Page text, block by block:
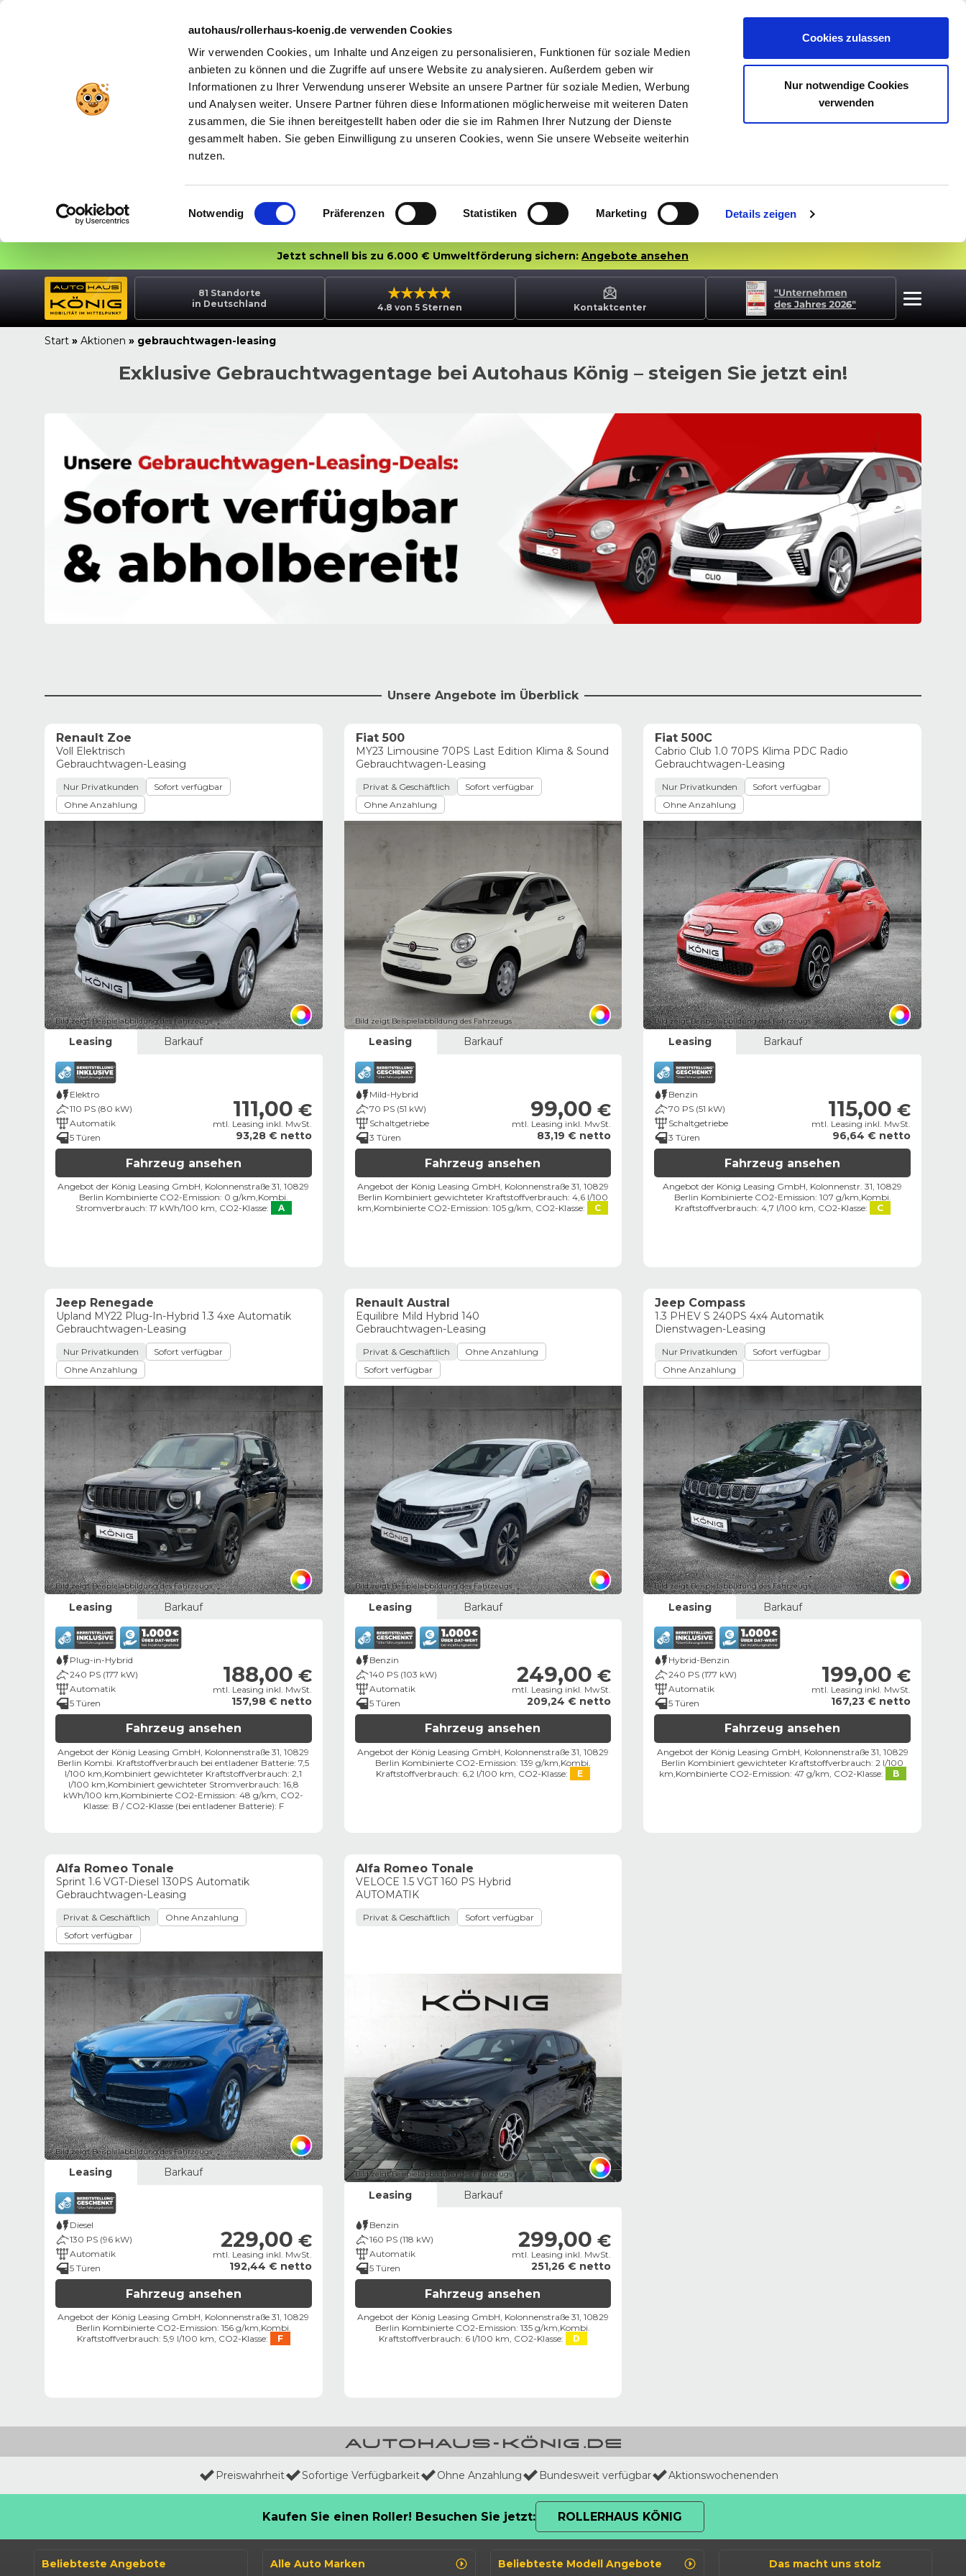
autohaus/rollerhaus-koenig.de verwenden Cookies
Wir verwenden Cookies, um Inhalte und Anzeigen zu personalisieren, Funktionen für soziale Medien
anbieten zu können und die Zugriffe auf unsere Website zu analysieren. Außerdem geben wir
Informationen zu Ihrer Verwendung unserer Website an unsere Partner für soziale Medien, Werbung
und Analysen weiter. Unsere Partner führen diese Informationen möglicherweise mit weiteren Daten
zusammen, die Sie ihnen bereitgestellt haben oder die sie im Rahmen Ihrer Nutzung der Dienste
gesammelt haben. Sie geben Einwilligung zu unseren Cookies, wenn Sie unsere Webseite weiterhin
nutzen.
Einwilligungsauswahl
Notwendig Präferenzen Statistiken Marketing Details zeigen
Cookies zulassen
Nur notwendige Cookies
verwenden
Jetzt schnell bis zu 6.000 € Umweltförderung sichern: Angebote ansehen
81 Standorte
in Deutschland
4.8 von 5 Sternen Kontaktcenter
Start » Aktionen » gebrauchtwagen-leasing
Exklusive Gebrauchtwagentage bei Autohaus König – steigen Sie jetzt ein!
Unsere Angebote im Überblick
Renault Zoe
Voll Elektrisch
Gebrauchtwagen-Leasing
Nur Privatkunden
Sofort verfügbar
Ohne Anzahlung
Bild zeigt Beispielabbildung des Fahrzeugs
Leasing Barkauf
Elektro
110 PS (80 kW)
Automatik
5 Türen
111,00 €
mtl. Leasing inkl. MwSt.
93,28 € netto
Fahrzeug ansehen
Angebot der König Leasing GmbH, Kolonnenstraße 31, 10829
Berlin ​ Kombinierte CO2-Emission: 0 g/km,Kombi.
Stromverbrauch: 17 kWh/100 km, CO2-Klasse: A
Fiat 500
MY23 Limousine 70PS Last Edition Klima & Sound
Gebrauchtwagen-Leasing
Privat & Geschäftlich
Sofort verfügbar
Ohne Anzahlung
Bild zeigt Beispielabbildung des Fahrzeugs
Leasing Barkauf
Mild-Hybrid
70 PS (51 kW)
Schaltgetriebe
3 Türen
99,00 €
mtl. Leasing inkl. MwSt.
83,19 € netto
Fahrzeug ansehen
Angebot der König Leasing GmbH, Kolonnenstraße 31, 10829
Berlin ​ Kombiniert gewichteter Kraftstoffverbrauch: 4,6 l/100
km,Kombinierte CO2-Emission: 105 g/km, CO2-Klasse: C
Fiat 500C
Cabrio Club 1.0 70PS Klima PDC Radio
Gebrauchtwagen-Leasing
Nur Privatkunden
Sofort verfügbar
Ohne Anzahlung
Bild zeigt Beispielabbildung des Fahrzeugs
Leasing Barkauf
Benzin
70 PS (51 kW)
Schaltgetriebe
3 Türen
115,00 €
mtl. Leasing inkl. MwSt.
96,64 € netto
Fahrzeug ansehen
Angebot der König Leasing GmbH, Kolonnenstr. 31, 10829
Berlin ​ Kombinierte CO2-Emission: 107 g/km,Kombi.
Kraftstoffverbrauch: 4,7 l/100 km, CO2-Klasse: C
Jeep Renegade
Upland MY22 Plug-In-Hybrid 1.3 4xe Automatik
Gebrauchtwagen-Leasing
Nur Privatkunden
Sofort verfügbar
Ohne Anzahlung
Bild zeigt Beispielabbildung des Fahrzeugs
Leasing Barkauf
Plug-in-Hybrid
240 PS (177 kW)
Automatik
5 Türen
188,00 €
mtl. Leasing inkl. MwSt.
157,98 € netto
Fahrzeug ansehen
Angebot der König Leasing GmbH, Kolonnenstraße 31, 10829
Berlin ​ Kombi. Kraftstoffverbrauch bei entladener Batterie: 7,5
l/100 km, Kombiniert gewichteter Kraftstoffverbrauch: 2,1
l/100 km, Kombiniert gewichteter Stromverbrauch: 16,8
kWh/100 km, Kombinierte CO2-Emission: 48 g/km, CO2-
Klasse: B / CO2-Klasse (bei entladener Batterie): F
Renault Austral
Equilibre Mild Hybrid 140
Gebrauchtwagen-Leasing
Privat & Geschäftlich
Ohne Anzahlung
Sofort verfügbar
Bild zeigt Beispielabbildung des Fahrzeugs
Leasing Barkauf
Benzin
140 PS (103 kW)
Automatik
5 Türen
249,00 €
mtl. Leasing inkl. MwSt.
209,24 € netto
Fahrzeug ansehen
Angebot der König Leasing GmbH, Kolonnenstraße 31, 10829
Berlin ​ Kombinierte CO2-Emission: 139 g/km, Kombi.
Kraftstoffverbrauch: 6,2 l/100 km, CO2-Klasse: E
Jeep Compass
1.3 PHEV S 240PS 4x4 Automatik
Dienstwagen-Leasing
Nur Privatkunden
Sofort verfügbar
Ohne Anzahlung
Bild zeigt Beispielabbildung des Fahrzeugs
Leasing Barkauf
Hybrid-Benzin
240 PS (177 kW)
Automatik
5 Türen
199,00 €
mtl. Leasing inkl. MwSt.
167,23 € netto
Fahrzeug ansehen
Angebot der König Leasing GmbH, Kolonnenstraße 31, 10829
Berlin ​ Kombiniert gewichteter Kraftstoffverbrauch: 2 l/100
km, Kombinierte CO2-Emission: 47 g/km, CO2-Klasse: B
Alfa Romeo Tonale
Sprint 1.6 VGT-Diesel 130PS Automatik
Gebrauchtwagen-Leasing
Privat & Geschäftlich
Ohne Anzahlung
Sofort verfügbar
Bild zeigt Beispielabbildung des Fahrzeugs
Leasing Barkauf
Diesel
130 PS (96 kW)
Automatik
5 Türen
229,00 €
mtl. Leasing inkl. MwSt.
192,44 € netto
Fahrzeug ansehen
Angebot der König Leasing GmbH, Kolonnenstraße 31, 10829
Berlin ​ Kombinierte CO2-Emission: 156 g/km,Kombi.
Kraftstoffverbrauch: 5,9 l/100 km, CO2-Klasse: F
Alfa Romeo Tonale
VELOCE 1.5 VGT 160 PS Hybrid
AUTOMATIK
Privat & Geschäftlich Sofort verfügbar
Bild zeigt Beispielabbildung des Fahrzeugs
Leasing Barkauf
Benzin
160 PS (118 kW)
Automatik
5 Türen
299,00 €
mtl. Leasing inkl. MwSt.
251,26 € netto
Fahrzeug ansehen
Angebot der König Leasing GmbH, Kolonnenstraße 31, 10829
Berlin ​ Kombinierte CO2-Emission: 135 g/km,Kombi.
Kraftstoffverbrauch: 6 l/100 km, CO2-Klasse: D
Preiswahrheit Sofortige Verfügbarkeit Ohne Anzahlung Bundesweit verfügbar Aktionswochenenden
Kaufen Sie einen Roller! Besuchen Sie jetzt: ROLLERHAUS KÖNIG
Beliebteste Angebote Alle Auto Marken Beliebteste Modell Angebote Das macht uns stolz